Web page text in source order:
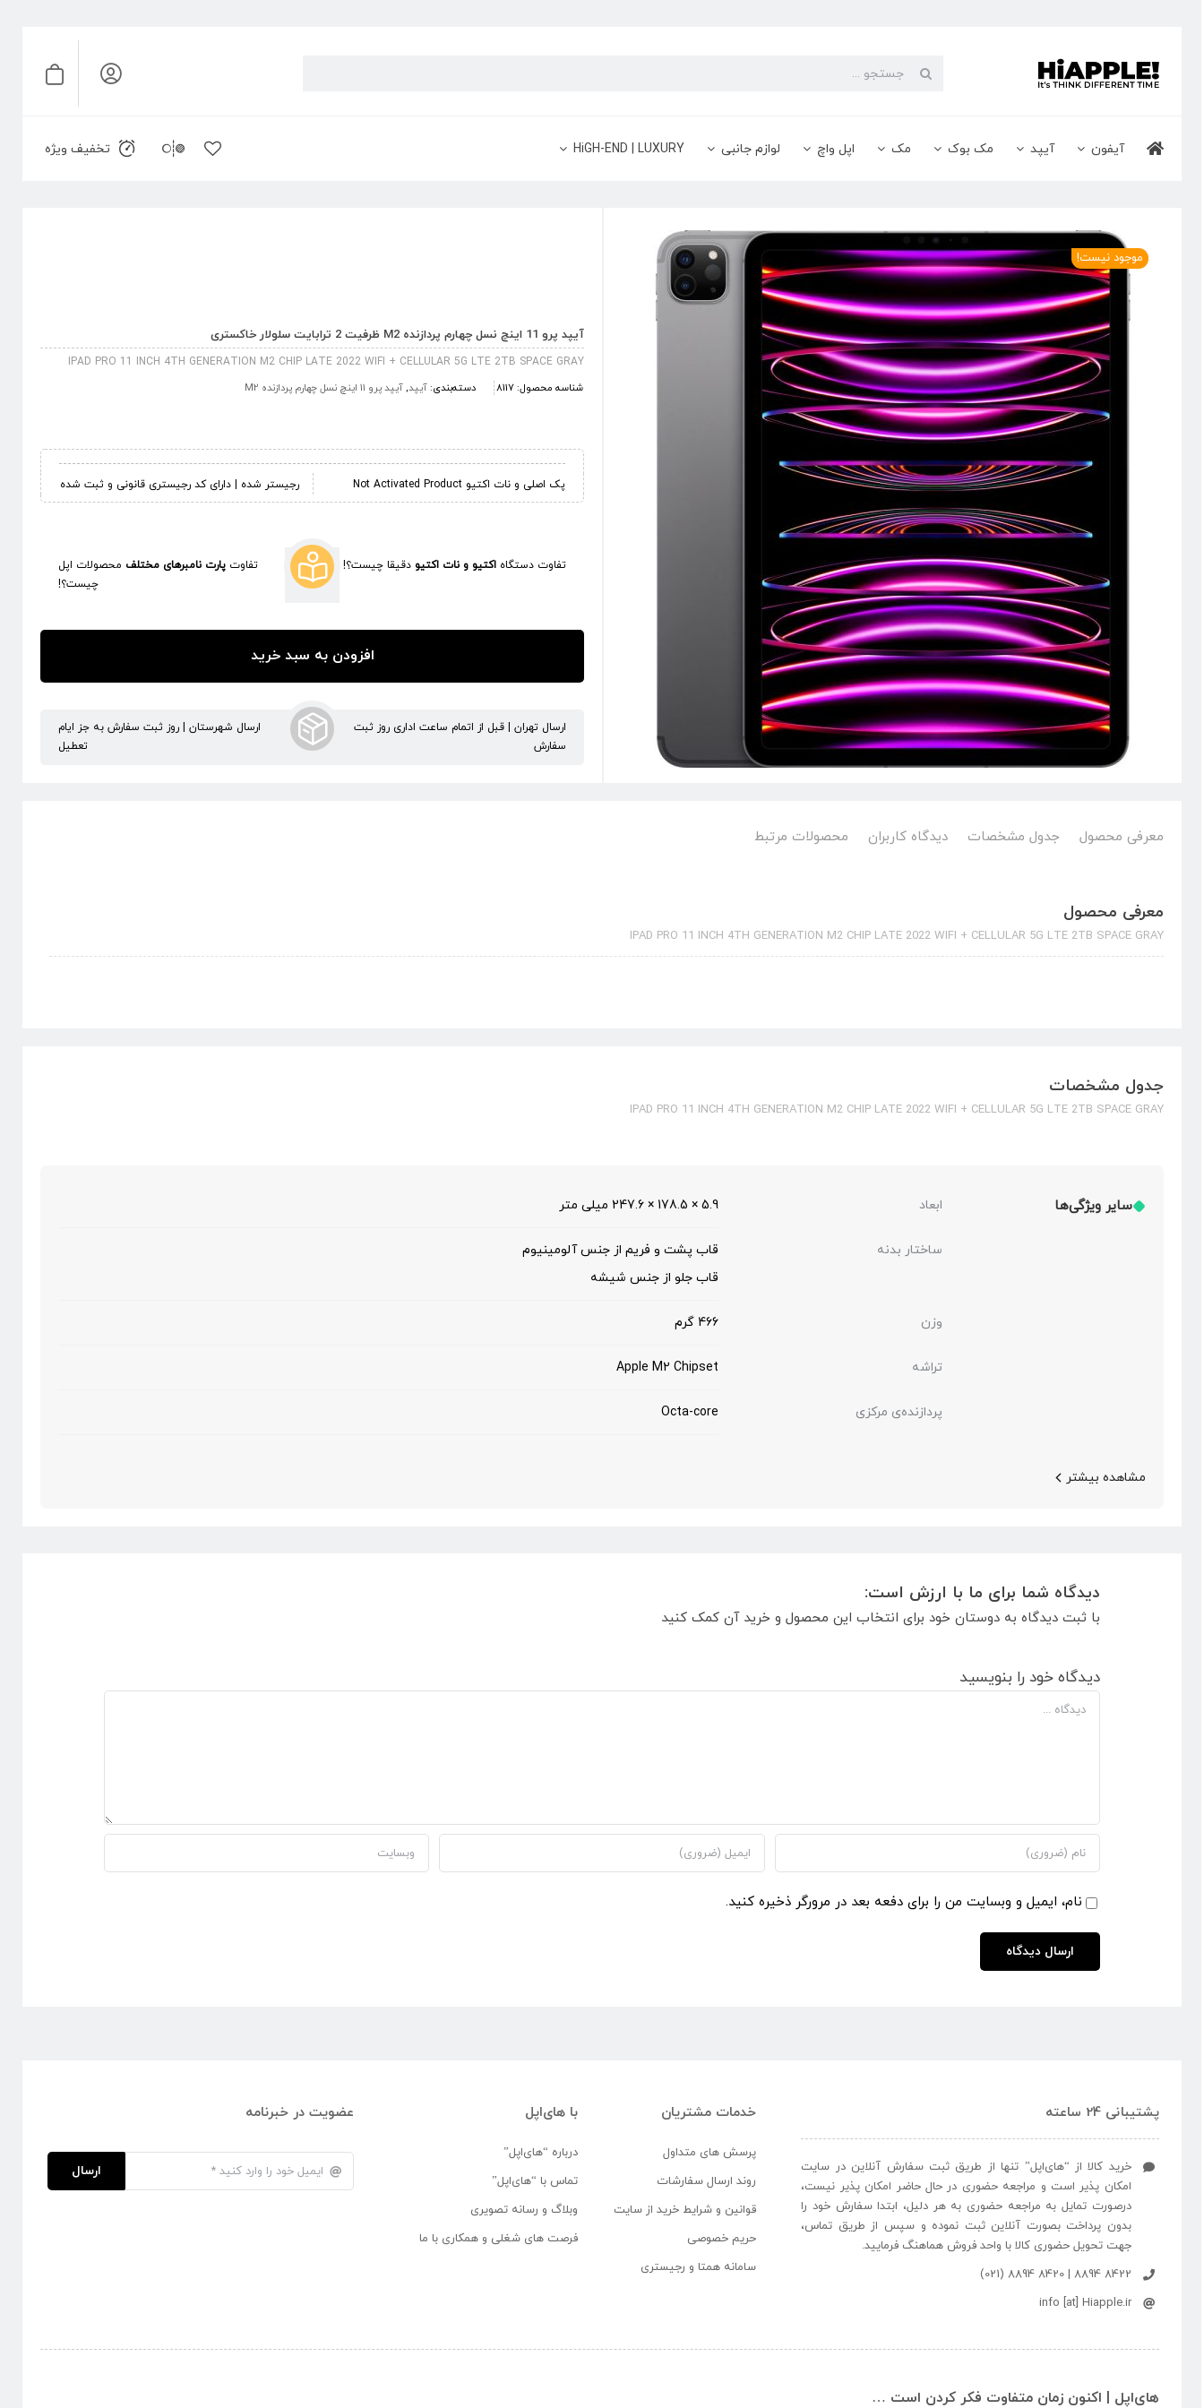
content
جستجو
آیفون آیپد مک بوک مک اپل واچ لوازم جانبی HiGH-END | LUXURY تخفیف ویژه
موجود نیست!
آیپد پرو 11 اینچ نسل چهارم پردازنده M2 ظرفیت 2 ترابایت سلولار خاکستری
IPAD PRO 11 INCH 4TH GENERATION M2 CHIP LATE 2022 WIFI + CELLULAR 5G LTE 2TB SPACE GRAY
شناسه محصول:8117 دسته‌بندی:آیپد,آیپد پرو 11 اینچ نسل چهارم پردازنده M2
پک اصلی و نات اکتیو Not Activated Product رجیستر شده | دارای کد رجیستری قانونی و ثبت شده
تفاوت دستگاه اکتیو و نات اکتیو دقیقا چیست؟! تفاوت پارت نامبرهای مختلف محصولات اپل
چیست؟!
افزودن به سبد خرید
ارسال تهران | قبل از اتمام ساعت اداری روز ثبت
سفارش
ارسال شهرستان | روز ثبت سفارش به جز ایام
تعطیل
معرفی محصول جدول مشخصات دیدگاه کاربران محصولات مرتبط
معرفی محصول
IPAD PRO 11 INCH 4TH GENERATION M2 CHIP LATE 2022 WIFI + CELLULAR 5G LTE 2TB SPACE GRAY
جدول مشخصات
IPAD PRO 11 INCH 4TH GENERATION M2 CHIP LATE 2022 WIFI + CELLULAR 5G LTE 2TB SPACE GRAY
سایر ویژگی‌ها ابعاد 5.9 × 178.5 × 247.6 میلی متر
ساختار بدنه
قاب پشت و فریم از جنس آلومینیوم
قاب جلو از جنس شیشه
وزن 466 گرم
تراشه Apple M2 Chipset
پردازنده‌ی مرکزی Octa-core
مشاهده بیشتر
دیدگاه شما برای ما با ارزش است:
با ثبت دیدگاه به دوستان خود برای انتخاب این محصول و خرید آن کمک کنید
دیدگاه خود را بنویسید
دیدگاه
نام، ایمیل و وبسایت من را برای دفعه بعد در مرورگر ذخیره کنید.
پشتیبانی 24 ساعته
خرید کالا از “های‌اپل” تنها از طریق ثبت سفارش آنلاین در سایت
امکان پذیر است و مراجعه حضوری در حال حاضر امکان پذیر نیست،
درصورت تمایل به مراجعه حضوری به هر دلیل، ابتدا سفارش خود را
بدون پرداخت بصورت آنلاین ثبت نموده و سپس از طریق تماس،
جهت تحویل حضوری کالا با واحد فروش هماهنگ فرمایید.
8422 8894 | 8420 8894 (021)
info [at] Hiapple.ir
خدمات مشتریان
پرسش های متداول
روند ارسال سفارشات
قوانین و شرایط خرید از سایت
حریم خصوصی
سامانه همتا و رجیستری
با های‌اپل
درباره “های‌اپل”
تماس با “های‌اپل”
وبلاگ و رسانه تصویری
فرصت های شغلی و همکاری با ما
عضویت در خبرنامه
ارسال
های‌اپل | اکنون زمان متفاوت فکر کردن است …